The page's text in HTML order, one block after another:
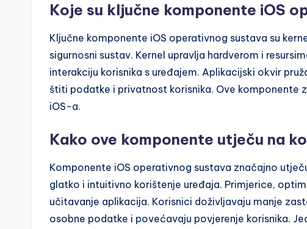
Koje su ključne komponente iOS
Ključne komponente iOS operativnog sustava su
sigurnosni sustav. Kernel upravlja hardverom i
interakciju korisnika s uređajem. Aplikacijski okvir
štiti podatke i privatnost korisnika. Ove komponente
iOS-a.
Kako ove komponente utječu na
Komponente iOS operativnog sustava značajno
glatko i intuitivno korištenje uređaja. Primjerice,
učitavanje aplikacija. Korisnici doživljavaju manje
osobne podatke i povećavaju povjerenje korisnika.